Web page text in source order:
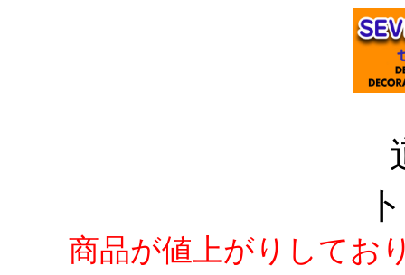
商品が値上がりしてお